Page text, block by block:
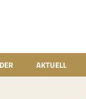
AKTUELL